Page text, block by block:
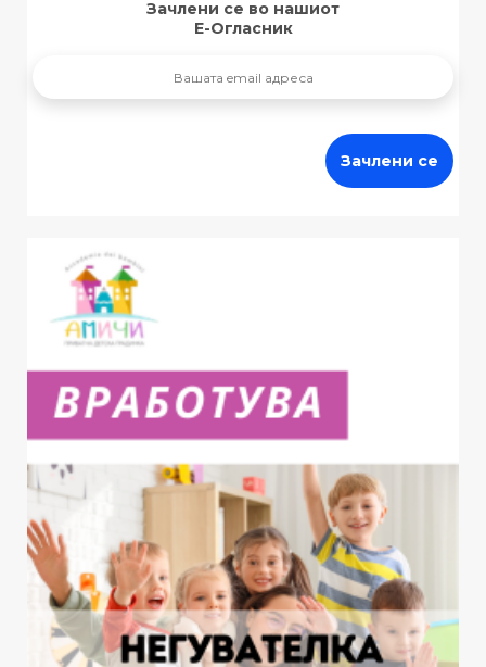
Зачлени се во нашиот
Е-Огласник